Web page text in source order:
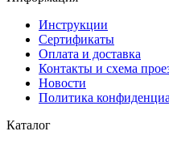
Инструкции
Сертификаты
Оплата и доставка
Контакты и схема
Новости
Политика
Каталог